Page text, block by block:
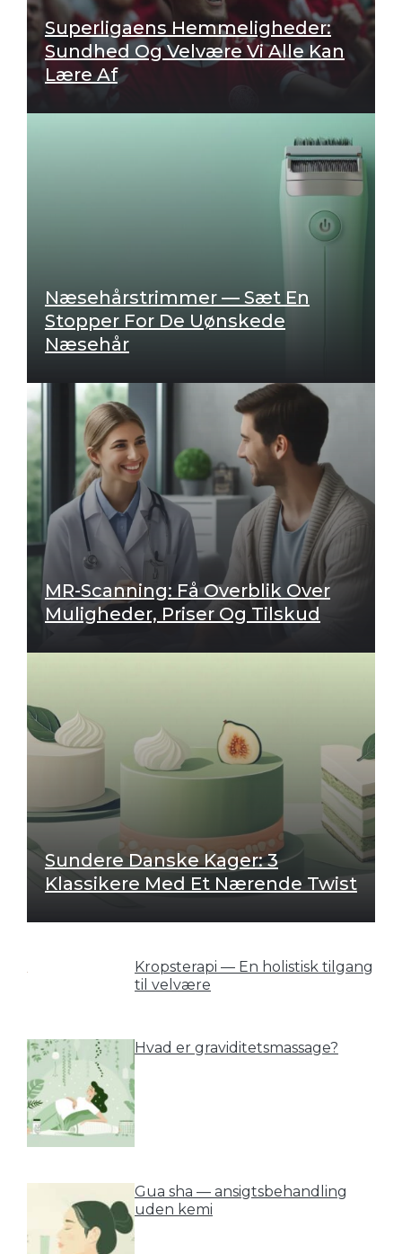
Superligaens Hemmeligheder:
Sundhed Og Velvære Vi Alle Kan
Lære Af
Næsehårstrimmer — Sæt En
Stopper For De Uønskede
Næsehår
MR-Scanning: Få Overblik Over
Muligheder, Priser Og Tilskud
Sundere Danske Kager: 3
Klassikere Med Et Nærende Twist
Kropsterapi — En holistisk tilgang
til velvære
Hvad er graviditetsmassage?
Gua sha — ansigtsbehandling
uden kemi